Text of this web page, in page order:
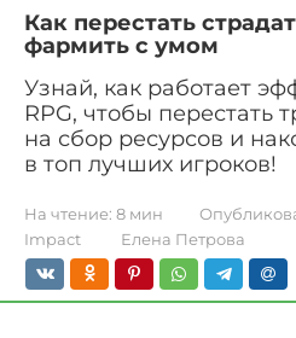
Как перестать
фармить с умом
Узнай, как работает
RPG, чтобы перестать
на сбор ресурсов и
в топ лучших игроков!
На чтение: 8 мин
Impact
Елена Петрова